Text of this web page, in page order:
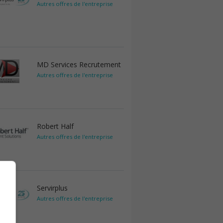
Autres offres de l'entreprise
MD Services Recrutement
Autres offres de l'entreprise
Robert Half
Autres offres de l'entreprise
Servirplus
Autres offres de l'entreprise